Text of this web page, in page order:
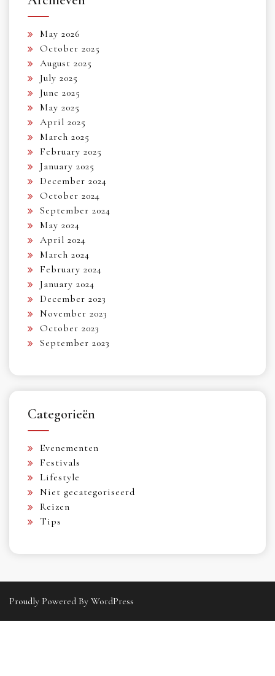
May 2026
October 2025
August 2025
July 2025
June 2025
May 2025
April 2025
March 2025
February 2025
January 2025
December 2024
October 2024
September 2024
May 2024
April 2024
March 2024
February 2024
January 2024
December 2023
November 2023
October 2023
September 2023
Categorieën
Evenementen
Festivals
Lifestyle
Niet gecategoriseerd
Reizen
Tips
Proudly Powered By WordPress